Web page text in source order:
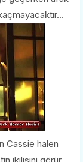
Cassie halen